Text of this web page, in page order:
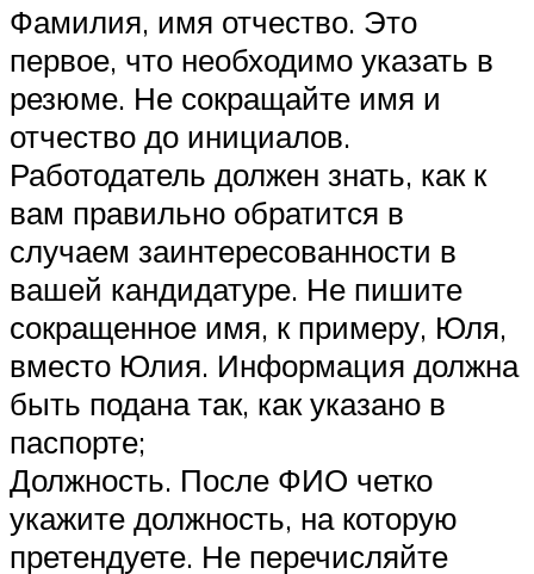
Фамилия, имя отчество. Это
первое, что необходимо указать в
резюме. Не сокращайте имя и
отчество до инициалов.
Работодатель должен знать, как к
вам правильно обратится в
случаем заинтересованности в
вашей кандидатуре. Не пишите
сокращенное имя, к примеру, Юля,
вместо Юлия. Информация должна
быть подана так, как указано в
паспорте;
Должность. После ФИО четко
укажите должность, на которую
претендуете. Не перечисляйте